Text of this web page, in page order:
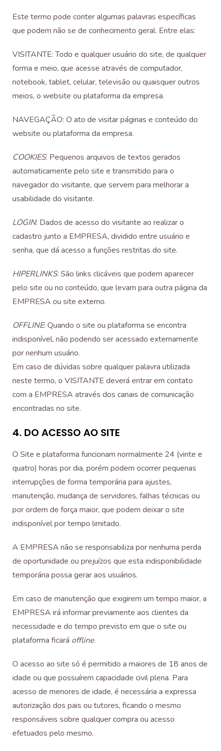
Este termo pode conter algumas palavras específicas
que podem não se de conhecimento geral. Entre elas:
VISITANTE: Todo e qualquer usuário do site, de qualquer
forma e meio, que acesse através de computador,
notebook, tablet, celular, televisão ou quaisquer outros
meios, o website ou plataforma da empresa.
NAVEGAÇÃO: O ato de visitar páginas e conteúdo do
website ou plataforma da empresa.
COOKIES: Pequenos arquivos de textos gerados
automaticamente pelo site e transmitido para o
navegador do visitante, que servem para melhorar a
usabilidade do visitante.
LOGIN: Dados de acesso do visitante ao realizar o
cadastro junto a EMPRESA, dividido entre usuário e
senha, que dá acesso a funções restritas do site.
HIPERLINKS: São links clicáveis que podem aparecer
pelo site ou no conteúdo, que levam para outra página da
EMPRESA ou site externo.
OFFLINE: Quando o site ou plataforma se encontra
indisponível, não podendo ser acessado externamente
por nenhum usuário.
Em caso de dúvidas sobre qualquer palavra utilizada
neste termo, o VISITANTE deverá entrar em contato
com a EMPRESA através dos canais de comunicação
encontradas no site.
4. DO ACESSO AO SITE
O Site e plataforma funcionam normalmente 24 (vinte e
quatro) horas por dia, porém podem ocorrer pequenas
interrupções de forma temporária para ajustes,
manutenção, mudança de servidores, falhas técnicas ou
por ordem de força maior, que podem deixar o site
indisponível por tempo limitado.
A EMPRESA não se responsabiliza por nenhuma perda
de oportunidade ou prejuízos que esta indisponibilidade
temporária possa gerar aos usuários.
Em caso de manutenção que exigirem um tempo maior, a
EMPRESA irá informar previamente aos clientes da
necessidade e do tempo previsto em que o site ou
plataforma ficará offline.
O acesso ao site só é permitido a maiores de 18 anos de
idade ou que possuírem capacidade civil plena. Para
acesso de menores de idade, é necessária a expressa
autorização dos pais ou tutores, ficando o mesmo
responsáveis sobre qualquer compra ou acesso
efetuados pelo mesmo.